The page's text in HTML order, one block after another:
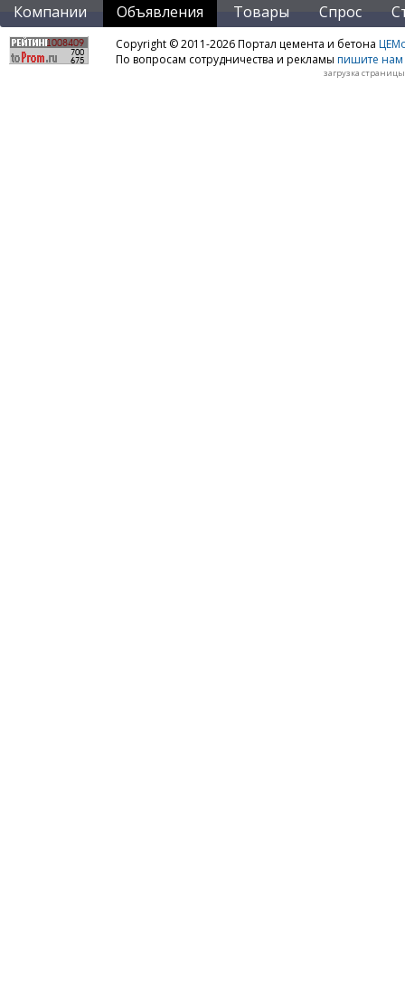
Компании Объявления Товары Спрос
Copyright © 2011-2026 Портал цемента и бетона
По вопросам сотрудничества и рекламы пишите нам
загрузка